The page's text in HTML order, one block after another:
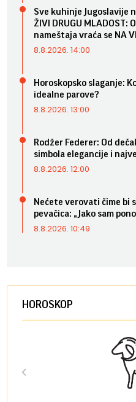
Sve kuhinje Jugoslavije
ŽIVI DRUGU MLADOST:
nameštaja vraća se NA
8.8.2026. 14:00
Horoskopsko slaganje:
idealne parove?
8.8.2026. 13:00
Rodžer Federer: Od
simbola elegancije i
8.8.2026. 12:00
Nećete verovati čime bi
pevačica: „Jako sam
8.8.2026. 10:49
HOROSKOP